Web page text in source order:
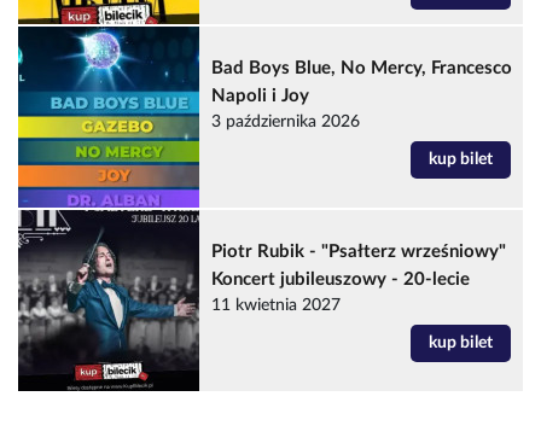
Bad Boys Blue, No Mercy, Francesco
Napoli i Joy
3 października 2026
kup bilet
Piotr Rubik - "Psałterz wrześniowy"
Koncert jubileuszowy - 20-lecie
11 kwietnia 2027
kup bilet